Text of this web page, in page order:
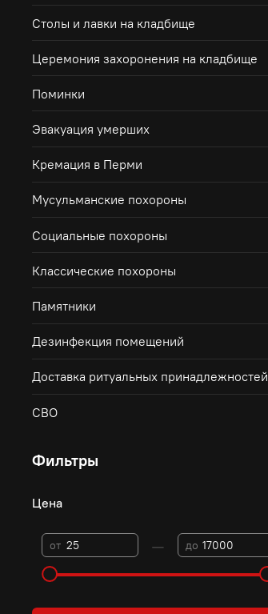
Столы и лавки на кладбище
Церемония захоронения на кладбище
Поминки
Эвакуация умерших
Кремация в Перми
Мусульманские похороны
Социальные похороны
Классические похороны
Памятники
Дезинфекция помещений
Доставка ритуальных принадлежностей
СВО
Фильтры
Цена
от — до